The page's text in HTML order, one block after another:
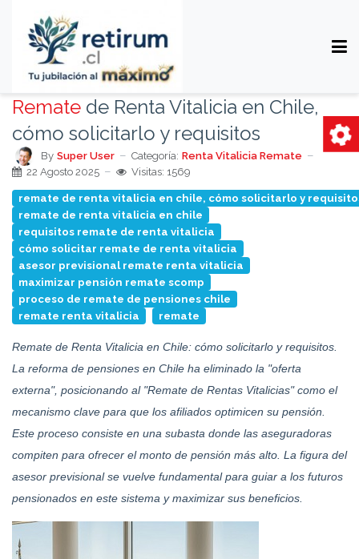
Remate de Renta Vitalicia en Chile,
cómo solicitarlo y requisitos
By Super User Categoría: Renta Vitalicia Remate
22 Agosto 2025
Visitas: 1569
remate de renta vitalicia en chile, cómo solicitarlo y
remate de renta vitalicia en chile
requisitos remate de renta vitalicia
cómo solicitar remate de renta vitalicia
asesor previsional remate renta vitalicia
maximizar pensión remate scomp
proceso de remate de pensiones chile
remate renta vitalicia
remate
Remate de Renta Vitalicia en Chile: cómo solicitarlo y requisitos.
La reforma de pensiones en Chile ha eliminado la "oferta
externa", posicionando al "Remate de Rentas Vitalicias" como el
mecanismo clave para que los afiliados optimicen su pensión.
Este proceso consiste en una subasta donde las aseguradoras
compiten para ofrecer el monto de pensión más alto. La figura del
asesor previsional se vuelve fundamental para guiar a los futuros
pensionados en este sistema y maximizar sus beneficios.